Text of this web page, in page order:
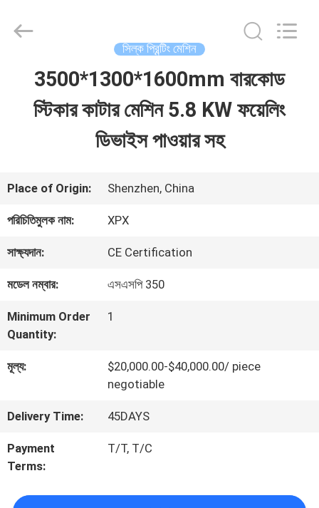
ভিডিও
ভিআর
শো
আমাদের
সম্বন্ধে
পরিদর্শন
Machinery
সিল্ক প্রিন্টিং মেশিন
3500*1300*1600mm বারকোড
স্টিকার কাটার মেশিন 5.8 KW ফয়েলিং
ডিভাইস পাওয়ার সহ
Place of Origin: Shenzhen, China
পরিচিতিমুলক নাম: XPX
সাক্ষ্যদান: CE Certification
মডেল নম্বার: এসএসপি 350
Minimum Order
Quantity:
1
মূল্য:
$20,000.00-$40,000.00/ piece
negotiable
Delivery Time: 45DAYS
Payment
Terms:
T/T, T/C